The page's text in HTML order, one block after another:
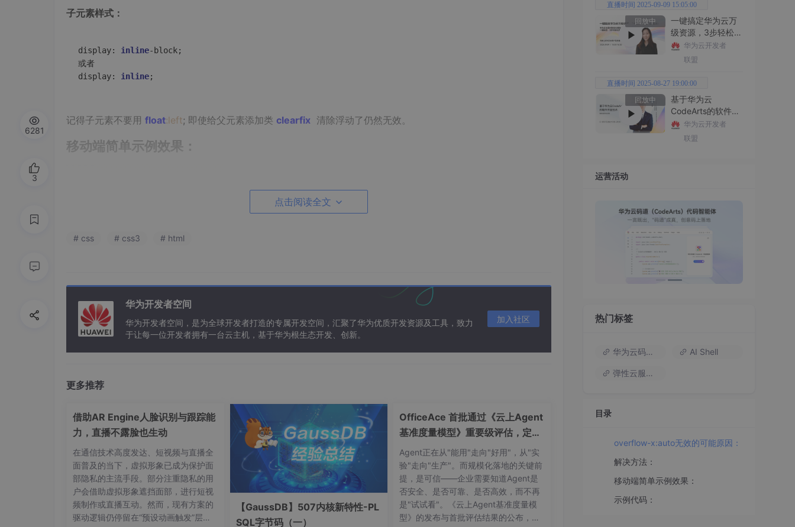
子元素样式：
display: inline-block;
或者
display: inline
记得子元素不要用 float:left; 即使给父元素添加类 clearfix 清除浮动了仍然无效。
移动端简单示例效果：
Html:
<li>第一个哈哈</li>
Css:
ul {overflow-x : auto; width : 300px 30px;white-space
ul ::-webkit-scrollbar{ width :
li {list-style : none;padding 4px;background: rgba(1,1, 1,. 05); border-radius : 4px margin:
点击阅读全文
# css # css3 # html
华为开发者空间
华为开发者空间，是为全球开发者打造的专属开发空间，汇聚了华为优质开发资源及工具，致力
于让每一位开发者拥有一台云主机，基于华为根生态开发、创新。
加入社区
更多推荐
借助AR Engine人脸识别与跟踪能
力，直播不露脸也生动
在通信技术高度发达、短视频与直播全
面普及的当下，虚拟形象已成为保护面
部隐私的主流手段。部分注重隐私的用
户会借助虚拟形象遮挡面部，进行短视
频制作或直播互动。然而，现有方案的
驱动逻辑仍停留在“预设动画触发”层
【GaussDB】507内核新特性-PL
SQL字节码（一）
OfficeAce 首批通过《云上Agent
基准度量模型》重要级评估，定义
智能体可信新标杆
Agent正在从"能用"走向"好用"，从"实
验"走向"生产"。而规模化落地的关键前
提，是可信——企业需要知道Agent是
否安全、是否可靠、是否高效，而不再
是"试试看"。《云上Agent基准度量模
型》的发布与首批评估结果的公布，标
6281
3
直播时间 2025-09-09 15:05:00
回放中
一键搞定华为云万
级资源，3步轻松管
理企业成本
华为云开发者
联盟
直播时间 2025-08-27 19:00:00
回放中
基于华为云
CodeArts的软件开
发技术华为云开发者
联盟
运营活动
热门标签
华为云码道（Codearts） AI Shell
弹性云服务器
目录
overflow-x:auto无效的可能原因：
解决方法：
移动端简单示例效果：
示例代码：